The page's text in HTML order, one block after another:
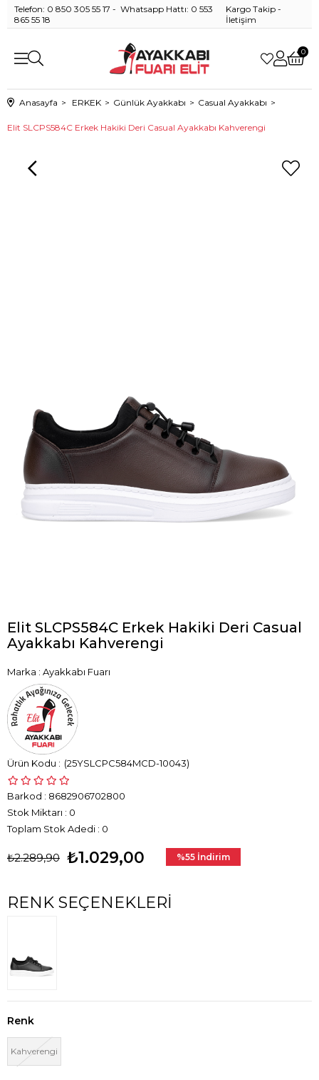
Telefon: 0 850 305 55 17 - Whatsapp Hattı: 0 553
865 55 18
Kargo Takip -
İletişim
0
Anasayfa ERKEK Günlük Ayakkabı Casual Ayakkabı
Elit SLCPS584C Erkek Hakiki Deri Casual Ayakkabı Kahverengi
Elit SLCPS584C Erkek Hakiki Deri Casual
Ayakkabı Kahverengi
Marka : Ayakkabı Fuarı
(25YSLCPC584MCD-10043)
Barkod : 8682906702800
Stok Miktarı : 0
Toplam Stok Adedi : 0
₺2.289,90 ₺1.029,00 %55 İndirim
RENK SEÇENEKLERI
Renk
Kahverengi